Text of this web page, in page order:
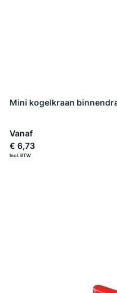
Mini kogelkraan
Vanaf
€ 6,73